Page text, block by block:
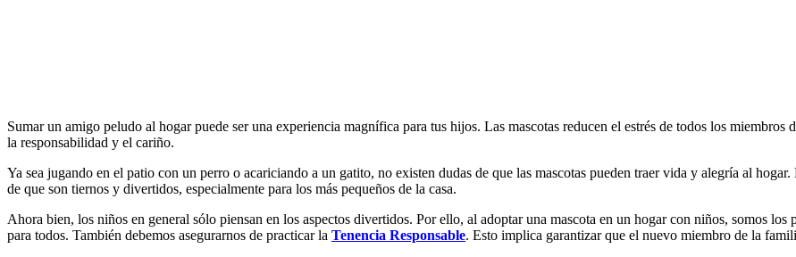
Sumar un amigo peludo al hogar puede ser una experiencia magnífica para tus hijos. Las mascotas reducen el estrés de todos los
la responsabilidad y el cariño.
Ya sea jugando en el patio con un perro o acariciando a un gatito, no existen dudas de que las mascotas pueden traer vida y alegría al
de que son tiernos y divertidos, especialmente para los más pequeños de la casa.
Ahora bien, los niños en general sólo piensan en los aspectos divertidos. Por ello, al adoptar una mascota en un hogar con niños, somos los
para todos. También debemos asegurarnos de practicar la Tenencia Responsable. Esto implica garantizar que el nuevo miembro de la